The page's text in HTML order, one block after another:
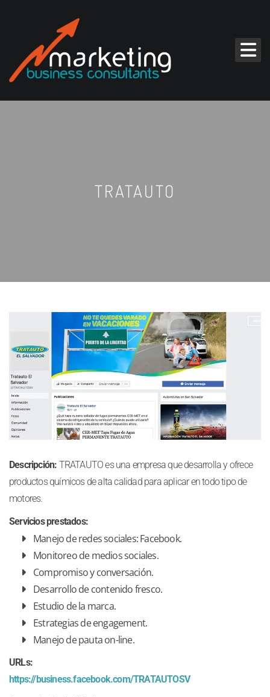
TRATAUTO
Descripción: TRATAUTO es una empresa que desarrolla y ofrece
productos químicos de alta calidad para aplicar en todo tipo de
motores.
Servicios prestados:
Manejo de redes sociales: Facebook.
Monitoreo de medios sociales.
Compromiso y conversación.
Desarrollo de contenido fresco.
Estudio de la marca.
Estrategias de engagement.
Manejo de pauta on-line.
URLs:
https://business.facebook.com/TRATAUTOSV